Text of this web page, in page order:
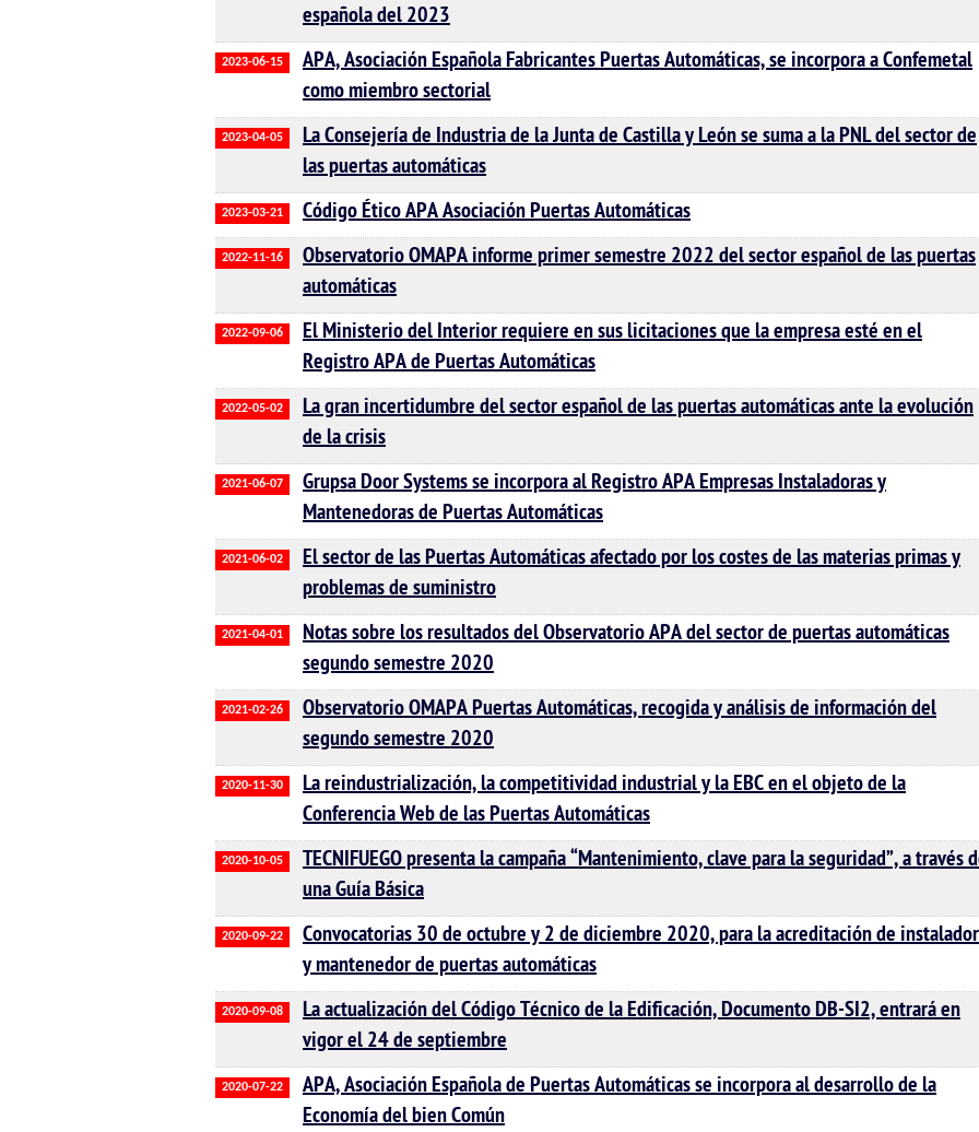
española del 2023
2023-06-15
APA, Asociación Española Fabricantes Puertas Automáticas, se incorpora a Confemetal
como miembro sectorial
2023-04-05
La Consejería de Industria de la Junta de Castilla y León se suma a la PNL del sector de
las puertas automáticas
2023-03-21 Código Ético APA Asociación Puertas Automáticas
2022-11-16
Observatorio OMAPA informe primer semestre 2022 del sector español de las puertas
automáticas
2022-09-06
El Ministerio del Interior requiere en sus licitaciones que la empresa esté en el
Registro APA de Puertas Automáticas
2022-05-02
La gran incertidumbre del sector español de las puertas automáticas ante la evolución
de la crisis
2021-06-07
Grupsa Door Systems se incorpora al Registro APA Empresas Instaladoras y
Mantenedoras de Puertas Automáticas
2021-06-02
El sector de las Puertas Automáticas afectado por los costes de las materias primas y
problemas de suministro
2021-04-01
Notas sobre los resultados del Observatorio APA del sector de puertas automáticas
segundo semestre 2020
2021-02-26
Observatorio OMAPA Puertas Automáticas, recogida y análisis de información del
segundo semestre 2020
2020-11-30
La reindustrialización, la competitividad industrial y la EBC en el objeto de la
Conferencia Web de las Puertas Automáticas
2020-10-05
TECNIFUEGO presenta la campaña “Mantenimiento, clave para la seguridad”, a través
una Guía Básica
2020-09-22
Convocatorias 30 de octubre y 2 de diciembre 2020, para la acreditación de instalador
y mantenedor de puertas automáticas
2020-09-08
La actualización del Código Técnico de la Edificación, Documento DB-SI2, entrará en
vigor el 24 de septiembre
2020-07-22
APA, Asociación Española de Puertas Automáticas se incorpora al desarrollo de la
Economía del bien Común